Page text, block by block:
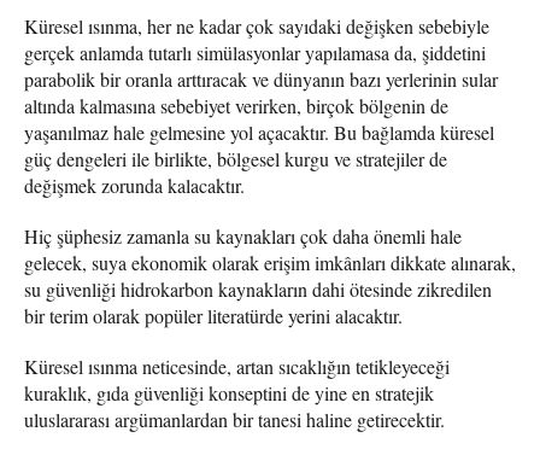
Küresel ısınma, her ne kadar çok sayıdaki değişken sebebiyle
gerçek anlamda tutarlı simülasyonlar yapılamasa da, şiddetini
parabolik bir oranla arttıracak ve dünyanın bazı yerlerinin sular
altında kalmasına sebebiyet verirken, birçok bölgenin de
yaşanılmaz hale gelmesine yol açacaktır. Bu bağlamda küresel
güç dengeleri ile birlikte, bölgesel kurgu ve stratejiler de
değişmek zorunda kalacaktır.
Hiç şüphesiz zamanla su kaynakları çok daha önemli hale
gelecek, suya ekonomik olarak erişim imkânları dikkate alınarak,
su güvenliği hidrokarbon kaynakların dahi ötesinde zikredilen
bir terim olarak popüler literatürde yerini alacaktır.
Küresel ısınma neticesinde, artan sıcaklığın tetikleyeceği
kuraklık, gıda güvenliği konseptini de yine en stratejik
uluslararası argümanlardan bir tanesi haline getirecektir.